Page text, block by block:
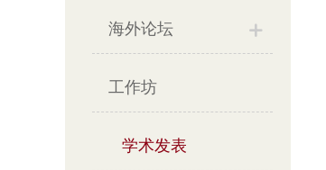
海外论坛
工作坊
学术发表